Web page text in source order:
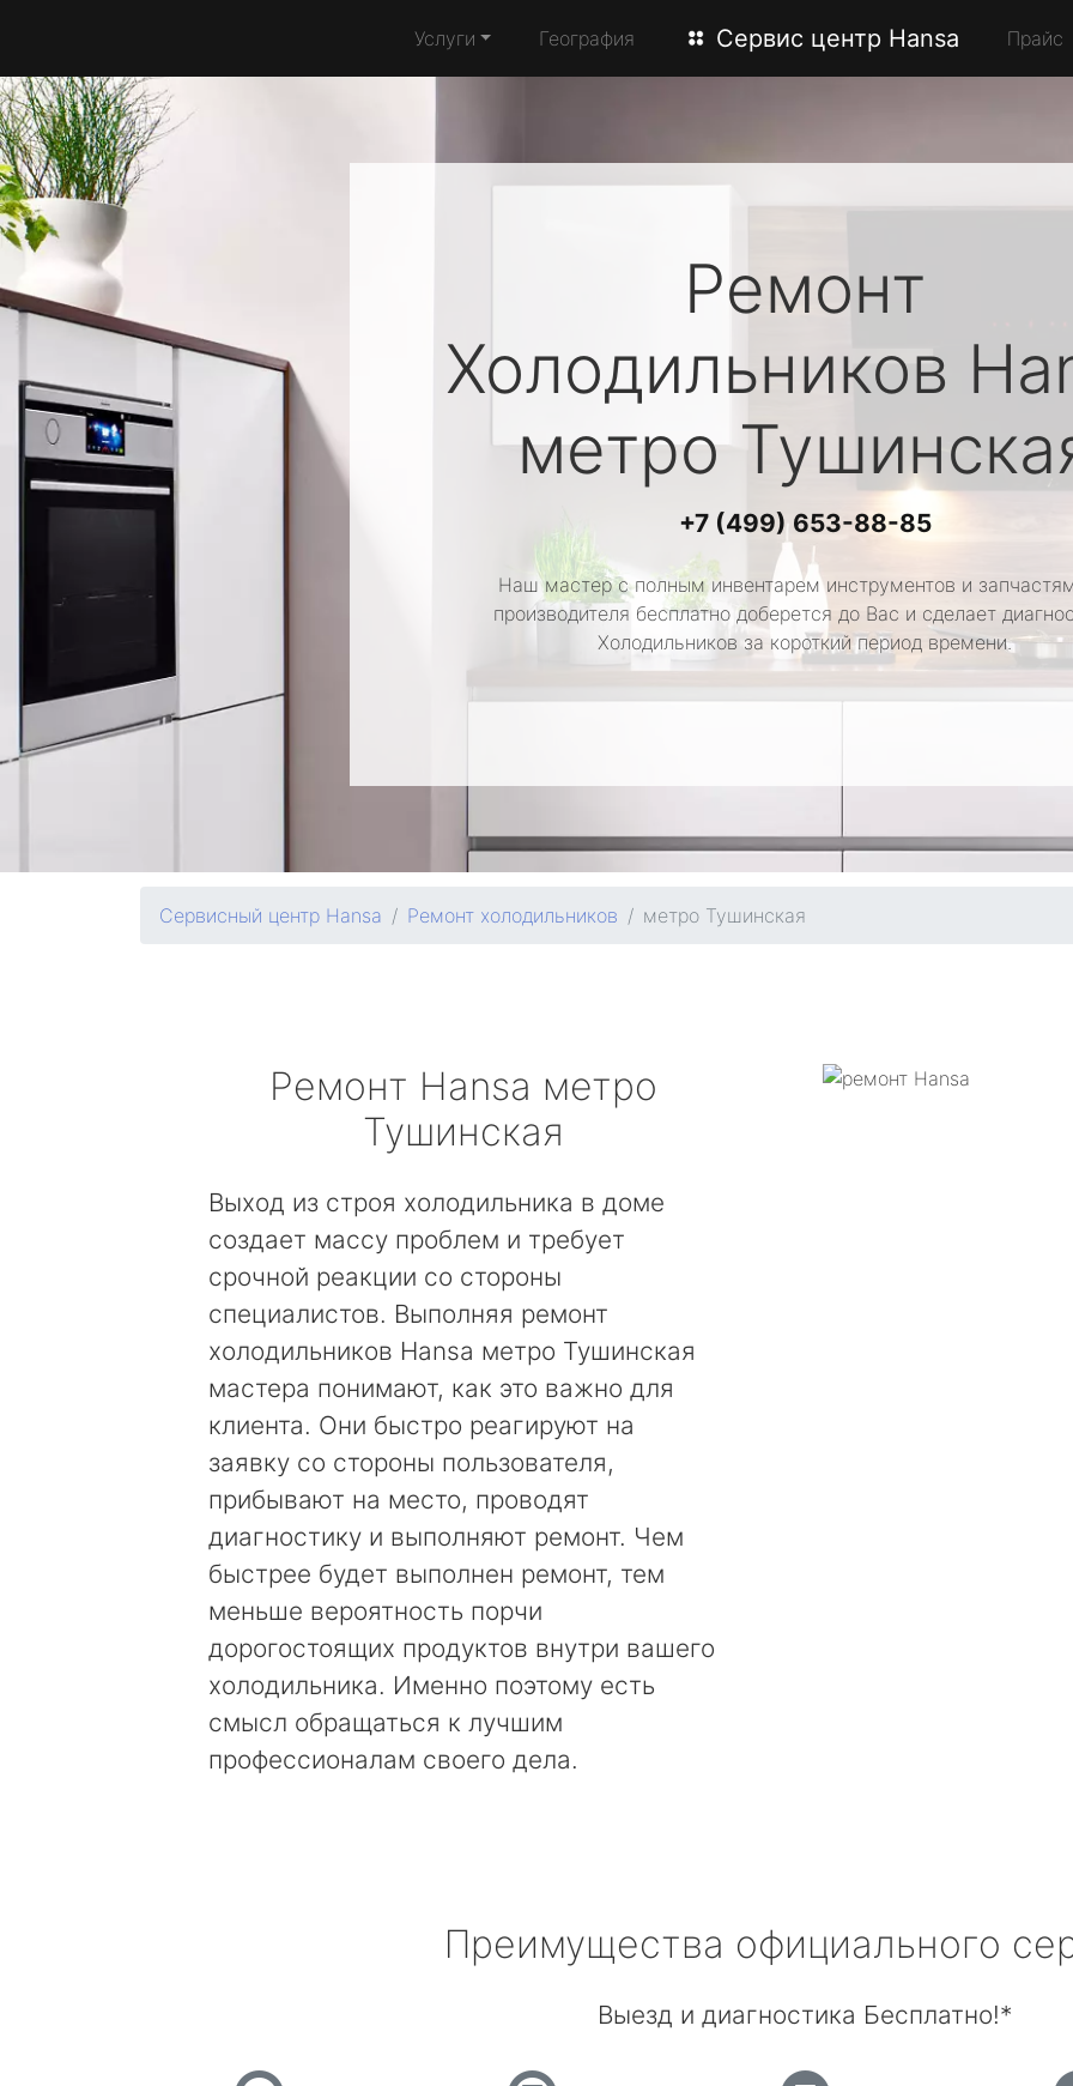
Услуги География Сервис центр Hansa Прайс
Ремонт
Холодильников
метро
+7 (499) 653-88-85
Наш мастер с полным инвентарем инструментов и
производителя бесплатно доберется до Вас и сделает
Холодильников за короткий период времени.
Сервисный центр Hansa Ремонт холодильников метро Тушинская
Ремонт Hansa метро
Тушинская
Выход из строя холодильника в доме
создает массу проблем и требует
срочной реакции со стороны
специалистов. Выполняя ремонт
холодильников Hansa метро Тушинская
мастера понимают, как это важно для
клиента. Они быстро реагируют на
заявку со стороны пользователя,
прибывают на место, проводят
диагностику и выполняют ремонт. Чем
быстрее будет выполнен ремонт, тем
меньше вероятность порчи
дорогостоящих продуктов внутри вашего
холодильника. Именно поэтому есть
смысл обращаться к лучшим
профессионалам своего дела.
Преимущества официального
Выезд и диагностика Бесплатно!*